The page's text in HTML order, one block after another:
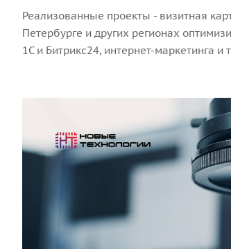
Реализованные проекты - визитная
Петербурге и других регионах
1С и Битрикс24, интернет-маркетинга